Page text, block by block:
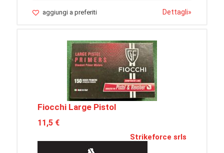
aggiungi a preferiti Dettagli»
Fiocchi Large Pistol
11,5 €
Strikeforce srls